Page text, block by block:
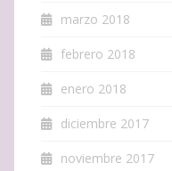
marzo 2018
febrero 2018
enero 2018
diciembre 2017
noviembre 2017